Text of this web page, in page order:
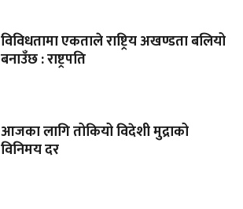
विविधतामा एकताले राष्ट्रिय अखण्डता बलियो
बनाउँछ : राष्ट्रपति
आजका लागि तोकियो विदेशी मुद्राको
विनिमय दर